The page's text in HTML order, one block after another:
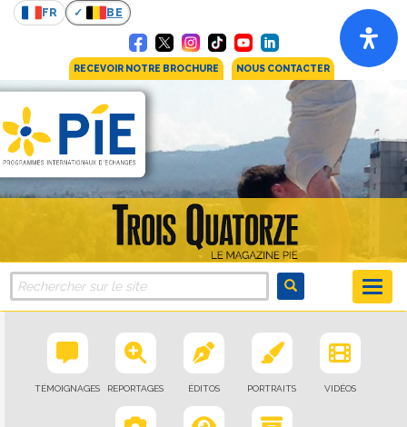
FR BE
RECEVOIR NOTRE BROCHURE NOUS CONTACTER
TÉMOIGNAGES REPORTAGES ÉDITOS PORTRAITS VIDÉOS